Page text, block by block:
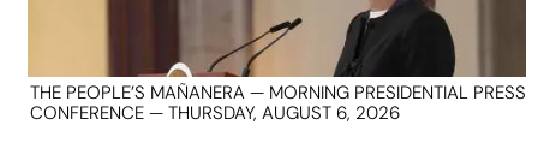
THE PEOPLE’S MAÑANERA — MORNING PRESIDENTIAL PRESS
CONFERENCE — THURSDAY, AUGUST 6, 2026